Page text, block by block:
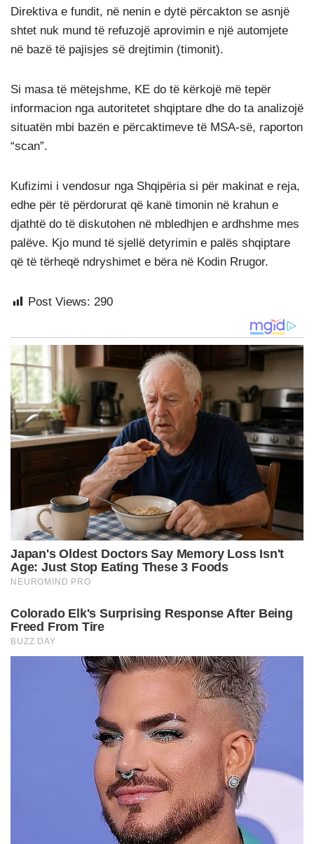
Direktiva e fundit, në nenin e dytë përcakton se asnjë
shtet nuk mund të refuzojë aprovimin e një automjete
në bazë të pajisjes së drejtimin (timonit).
Si masa të mëtejshme, KE do të kërkojë më tepër
informacion nga autoritetet shqiptare dhe do ta analizojë
situatën mbi bazën e përcaktimeve të MSA-së, raporton
“scan”.
Kufizimi i vendosur nga Shqipëria si për makinat e reja,
edhe për të përdorurat që kanë timonin në krahun e
djathtë do të diskutohen në mbledhjen e ardhshme mes
palëve. Kjo mund të sjellë detyrimin e palës shqiptare
që të tërheqë ndryshimet e bëra në Kodin Rrugor.
Post Views: 290